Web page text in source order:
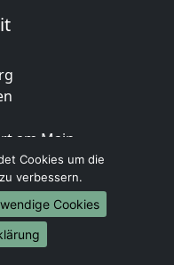
am Main
Cookies um die
verbessern.
Cookies